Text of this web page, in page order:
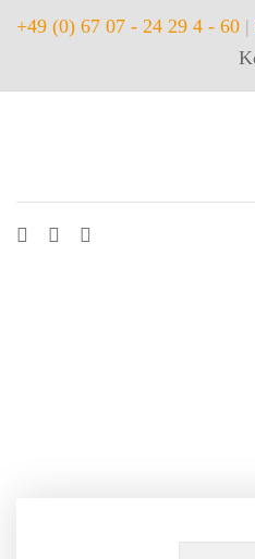
+49 (0) 67 07 - 24 29 4 - 60 |